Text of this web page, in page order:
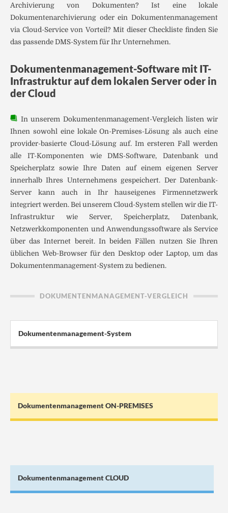
Archivierung von Dokumenten? Ist eine lokale
Dokumentenarchivierung oder ein Dokumentenmanagement
via Cloud-Service von Vorteil? Mit dieser Checkliste finden Sie
das passende DMS-System für Ihr Unternehmen.
Dokumentenmanagement-Software mit IT-
Infrastruktur auf dem lokalen Server oder in
der Cloud
In unserem Dokumentenmanagement-Vergleich listen wir
Ihnen sowohl eine lokale On-Premises-Lösung als auch eine
provider-basierte Cloud-Lösung auf. Im ersteren Fall werden
alle IT-Komponenten wie DMS-Software, Datenbank und
Speicherplatz sowie Ihre Daten auf einem eigenen Server
innerhalb Ihres Unternehmens gespeichert. Der Datenbank-
Server kann auch in Ihr hauseigenes Firmennetzwerk
integriert werden. Bei unserem Cloud-System stellen wir die IT-
Infrastruktur wie Server, Speicherplatz, Datenbank,
Netzwerkkomponenten und Anwendungssoftware als Service
über das Internet bereit. In beiden Fällen nutzen Sie Ihren
üblichen Web-Browser für den Desktop oder Laptop, um das
Dokumentenmanagement-System zu bedienen.
DOKUMENTENMANAGEMENT-VERGLEICH
Dokumentenmanagement-System
Dokumentenmanagement ON-PREMISES
Dokumentenmanagement CLOUD